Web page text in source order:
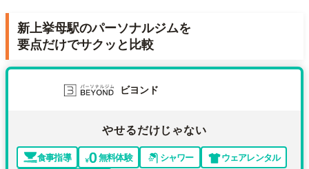
新上挙母駅のパーソナルジムを
要点だけでサクッと比較
ビヨンド
やせるだけじゃない
食事指導 無料体験 シャワー
ウェアレンタル